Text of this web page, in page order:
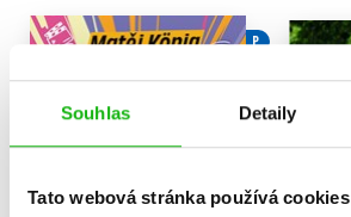
Souhlas Detaily
Tato webová stránka používá cookies
P